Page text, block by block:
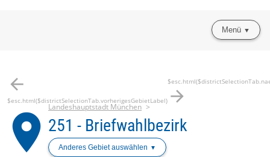
Menü
arrow_back
$esc.html($districtSelectionTab.vorherigesGebietLabel) arrow_forward
place
Landeshauptstadt München
251 - Briefwahlbezirk
Anderes Gebiet auswählen